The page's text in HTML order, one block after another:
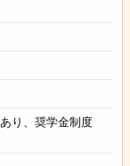
り、奨学金制度